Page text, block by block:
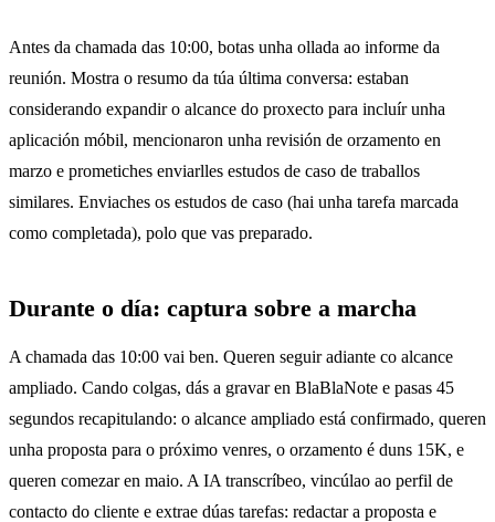
Antes da chamada das 10:00, botas unha ollada ao informe da
reunión. Mostra o resumo da túa última conversa: estaban
considerando expandir o alcance do proxecto para incluír unha
aplicación móbil, mencionaron unha revisión de orzamento en
marzo e prometiches enviarlles estudos de caso de traballos
similares. Enviaches os estudos de caso (hai unha tarefa marcada
como completada), polo que vas preparado.
Durante o día: captura sobre a marcha
A chamada das 10:00 vai ben. Queren seguir adiante co alcance
ampliado. Cando colgas, dás a gravar en BlaBlaNote e pasas 45
segundos recapitulando: o alcance ampliado está confirmado, queren
unha proposta para o próximo venres, o orzamento é duns 15K, e
queren comezar en maio. A IA transcríbeo, vincúlao ao perfil de
contacto do cliente e extrae dúas tarefas: redactar a proposta e